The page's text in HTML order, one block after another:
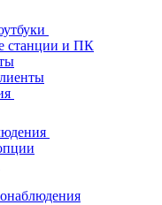
станции и ПК